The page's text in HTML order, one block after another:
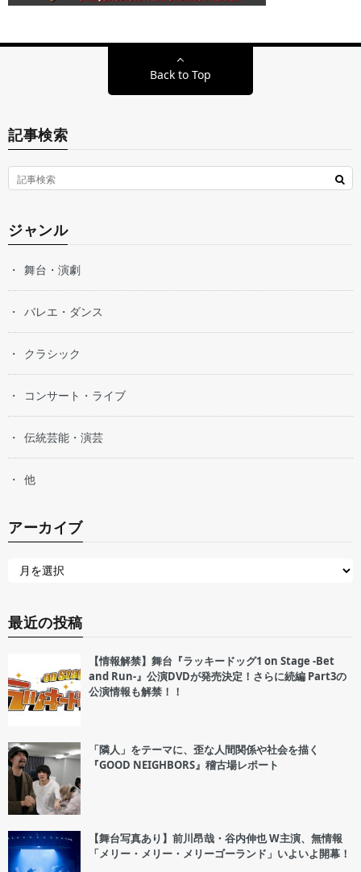
Back to Top
記事検索
ジャンル
舞台・演劇
バレエ・ダンス
クラシック
コンサート・ライブ
伝統芸能・演芸
他
アーカイブ
最近の投稿
【情報解禁】舞台『ラッキードッグ1 on Stage -Bet
and Run-』公演DVDが発売決定！さらに続編 Part3の
公演情報も解禁！！
「隣人」をテーマに、歪な人間関係や社会を描く
『GOOD NEIGHBORS』稽古場レポート
【舞台写真あり】前川昂哉・谷内伸也 W主演、無情報
「メリー・メリー・メリーゴーランド」いよいよ開幕！